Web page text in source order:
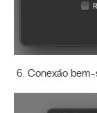
Conexão bem-